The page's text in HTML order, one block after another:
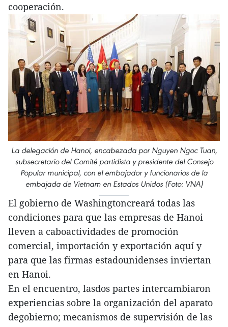
cooperación.
La delegación de Hanoi, encabezada por Nguyen Ngoc Tuan,
subsecretario del Comité partidista y presidente del Consejo
Popular municipal, con el embajador y funcionarios de la
embajada de Vietnam en Estados Unidos (Foto: VNA)
El gobierno de Washingtoncreará todas las
condiciones para que las empresas de Hanoi
lleven a caboactividades de promoción
comercial, importación y exportación aquí y
para que las firmas estadounidenses inviertan
en Hanoi.
En el encuentro, lasdos partes intercambiaron
experiencias sobre la organización del aparato
degobierno; mecanismos de supervisión de las